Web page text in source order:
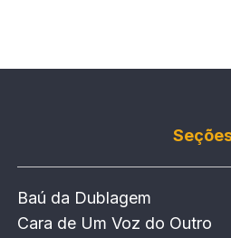
Baú da Dublagem
Cara de Um Voz do Outro